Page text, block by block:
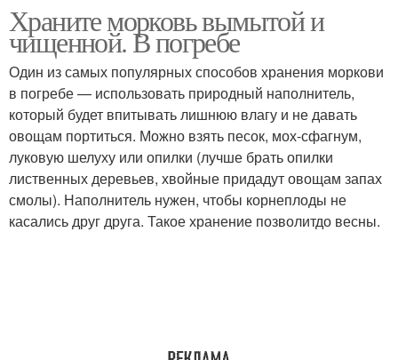
Храните морковь вымытой и
чищенной. В погребе
Один из самых популярных способов хранения моркови
в погребе — использовать природный наполнитель,
который будет впитывать лишнюю влагу и не давать
овощам портиться. Можно взять песок, мох-сфагнум,
луковую шелуху или опилки (лучше брать опилки
лиственных деревьев, хвойные придадут овощам запах
смолы). Наполнитель нужен, чтобы корнеплоды не
касались друг друга. Такое хранение позволитдо весны.